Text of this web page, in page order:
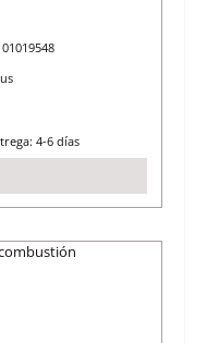
01019548
4-6 días